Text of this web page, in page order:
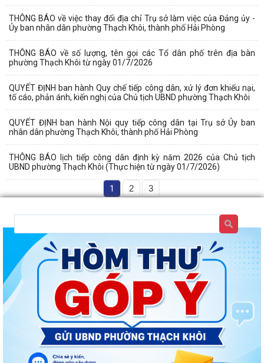
THÔNG BÁO về việc thay đổi địa chỉ Trụ sở làm việc của Đảng ủy -
Ủy ban nhân dân phường Thạch Khôi, thành phố Hải Phòng
THÔNG BÁO về số lượng, tên gọi các Tổ dân phố trên địa bàn
phường Thạch Khôi từ ngày 01/7/2026
QUYẾT ĐỊNH ban hành Quy chế tiếp công dân, xử lý đơn khiếu nại,
tố cáo, phản ánh, kiến nghị của Chủ tịch UBND phường Thạch Khôi
QUYẾT ĐỊNH ban hành Nội quy tiếp công dân tại Trụ sở Ủy ban
nhân dân phường Thạch Khôi, thành phố Hải Phòng
THÔNG BÁO lịch tiếp công dân định kỳ năm 2026 của Chủ tịch
UBND phường Thạch Khôi (Thực hiện từ ngày 01/7/2026)
1 2 3